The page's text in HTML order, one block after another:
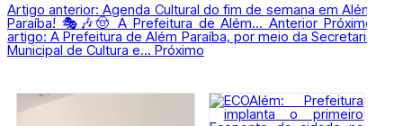
Artigo anterior: Agenda Cultural do fim de semana em Além
Paraíba! 🎭🎶🤠 A Prefeitura de Além...Anterior Próximo
artigo: A Prefeitura de Além Paraíba, por meio da Secretaria
Municipal de Cultura e... Próximo